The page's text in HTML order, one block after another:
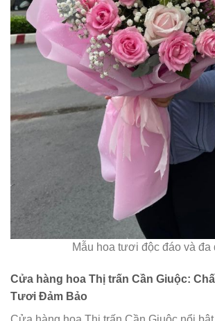
Mẫu hoa tươi độc đáo và đa
Cửa hàng hoa Thị trấn Cần Giuộc:
Tươi Đảm Bảo